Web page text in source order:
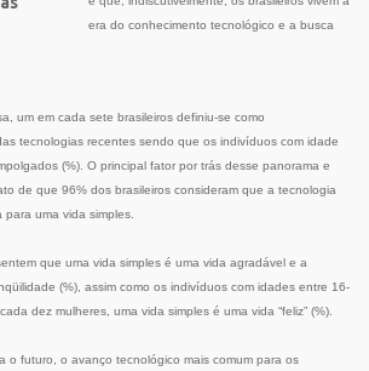
era do conhecimento tecnológico e a busca
um em cada sete brasileiros definiu-se como
tecnologias recentes sendo que os indivíduos com idade
(%). O principal fator por trás desse panorama e
de que 96% dos brasileiros consideram que a tecnologia
uma vida simples.
que uma vida simples é uma vida agradável e a
(%), assim como os indivíduos com idades entre 16-
dez mulheres, uma vida simples é uma vida “feliz” (%).
o futuro, o avanço tecnológico mais comum para os